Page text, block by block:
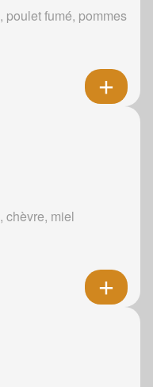
poulet fumé, pommes
chèvre, miel